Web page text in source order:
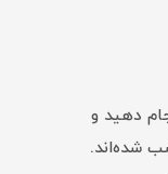
دهید و
شده‌اند.